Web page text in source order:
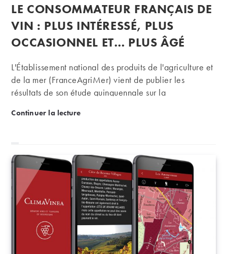
la
publication :
LE CONSOMMATEUR FRANÇAIS DE
VIN : PLUS INTÉRESSÉ, PLUS
OCCASIONNEL ET… PLUS ÂGÉ
L'Établissement national des produits de l'agriculture et
de la mer (FranceAgriMer) vient de publier les
résultats de son étude quinquennale sur la
l’étude.
Continuer la lectureLe consommateur français de vin : plus intéressé,